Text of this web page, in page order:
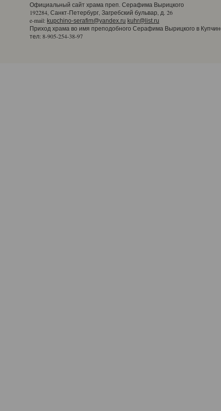
Официальный сайт храма преп. Серафима Вырицкого
192284, Санкт-Петербург, Загребский бульвар, д. 26
e-mail: kupchino-serafim@yandex.ru kuhr@list.ru
Приход храма во имя преподобного Серафима Вырицкого в
тел: 8-905-254-38-97